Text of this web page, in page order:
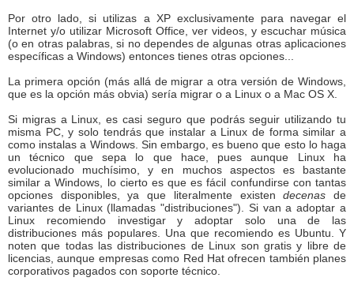
Por otro lado, si utilizas a XP exclusivamente para navegar el
Internet y/o utilizar Microsoft Office, ver videos, y escuchar música
(o en otras palabras, si no dependes de algunas otras aplicaciones
específicas a Windows) entonces tienes otras opciones...
La primera opción (más allá de migrar a otra versión de Windows,
que es la opción más obvia) sería migrar o a Linux o a Mac OS X.
Si migras a Linux, es casi seguro que podrás seguir utilizando tu
misma PC, y solo tendrás que instalar a Linux de forma similar a
como instalas a Windows. Sin embargo, es bueno que esto lo haga
un técnico que sepa lo que hace, pues aunque Linux ha
evolucionado muchísimo, y en muchos aspectos es bastante
similar a Windows, lo cierto es que es fácil confundirse con tantas
opciones disponibles, ya que literalmente existendecenas de
variantes de Linux (llamadas "distribuciones"). Si van a adoptar a
Linux recomiendo investigar y adoptar solo una de las
distribuciones más populares. Una que recomiendo es Ubuntu. Y
noten que todas las distribuciones de Linux son gratis y libre de
licencias, aunque empresas como Red Hat ofrecen también planes
corporativos pagados con soporte técnico.